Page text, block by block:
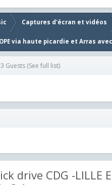
Captures d'écran et vidéos
via haute picardie et Arras
Guests (See full list)
drive CDG -